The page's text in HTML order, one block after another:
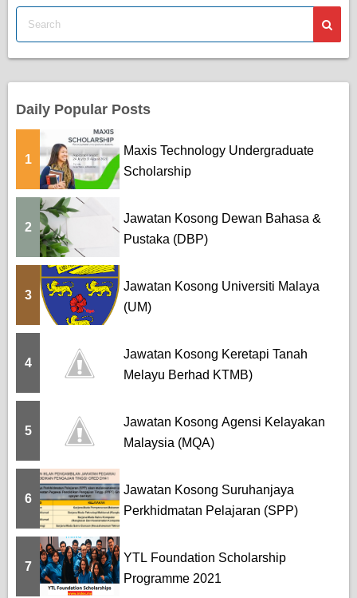
Daily Popular Posts
1
Maxis Technology Undergraduate
Scholarship
2
Jawatan Kosong Dewan Bahasa &
Pustaka (DBP)
3
Jawatan Kosong Universiti Malaya
(UM)
4
Jawatan Kosong Keretapi Tanah
Melayu Berhad KTMB)
5
Jawatan Kosong Agensi Kelayakan
Malaysia (MQA)
6
Jawatan Kosong Suruhanjaya
Perkhidmatan Pelajaran (SPP)
7
YTL Foundation Scholarship
Programme 2021